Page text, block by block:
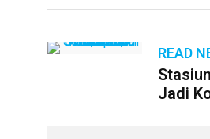
READ
Jadi